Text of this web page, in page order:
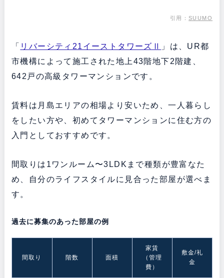
引用：SUUMO
「 リバーシティ21イーストタワーズⅡ
」は、UR都
市機構によって施工された地上43階地下2階建、
642戸の高級タワーマンションです。
賃料は月島エリアの相場より安いため、一人暮らし
をしたい方や、初めてタワーマンションに住む方の
入門としておすすめです。
間取りは1ワンルーム〜3LDKまで種類が豊富なた
め、自分のライフスタイルに見合った部屋が選べま
す。
過去に募集のあった部屋の例
間取り 階数 面積
家賃
（管理
費）
敷金/礼
金